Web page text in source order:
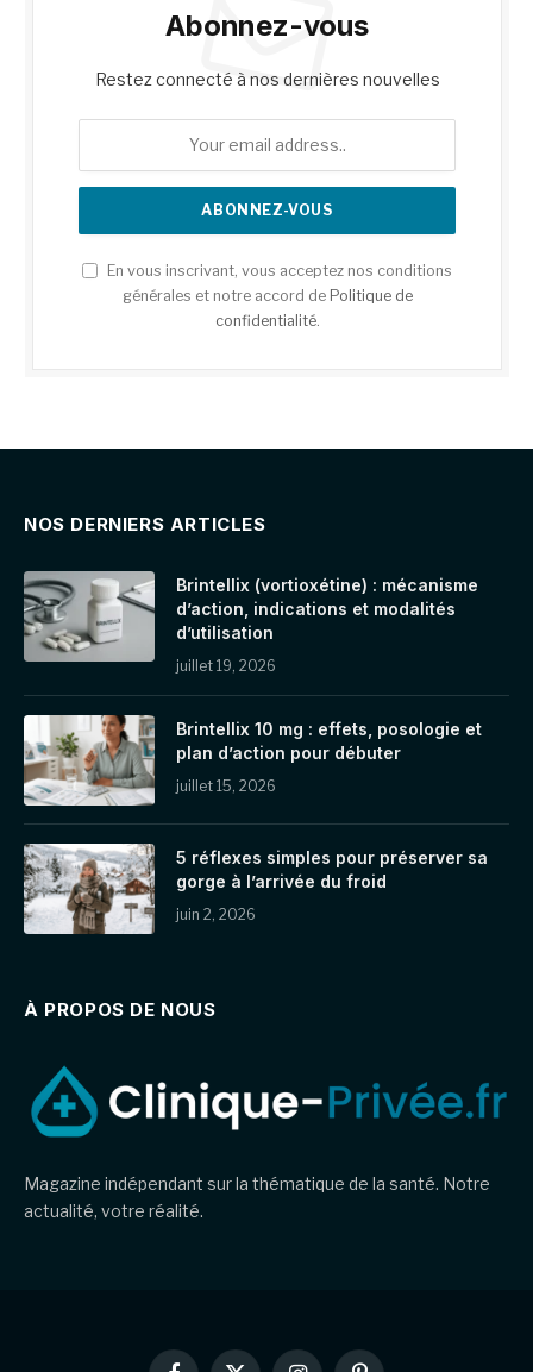
Abonnez-vous
Restez connecté à nos dernières nouvelles
En vous inscrivant, vous acceptez nos conditions
générales et notre accord de Politique de
confidentialité.
NOS DERNIERS ARTICLES
Brintellix (vortioxétine) : mécanisme
d’action, indications et modalités
d’utilisation
juillet 19, 2026
Brintellix 10 mg : effets, posologie et
plan d’action pour débuter
juillet 15, 2026
5 réflexes simples pour préserver sa
gorge à l’arrivée du froid
juin 2, 2026
À PROPOS DE NOUS
Magazine indépendant sur la thématique de la santé. Notre
actualité, votre réalité.